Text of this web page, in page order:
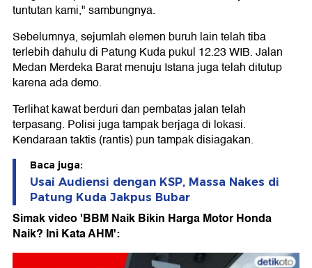
tuntutan kami," sambungnya.
Sebelumnya, sejumlah elemen buruh lain telah tiba
terlebih dahulu di Patung Kuda pukul 12.23 WIB. Jalan
Medan Merdeka Barat menuju Istana juga telah ditutup
karena ada demo.
Terlihat kawat berduri dan pembatas jalan telah
terpasang. Polisi juga tampak berjaga di lokasi.
Kendaraan taktis (rantis) pun tampak disiagakan.
Baca juga:
Usai Audiensi dengan KSP, Massa Nakes di
Patung Kuda Jakpus Bubar
Simak video 'BBM Naik Bikin Harga Motor Honda
Naik? Ini Kata AHM':